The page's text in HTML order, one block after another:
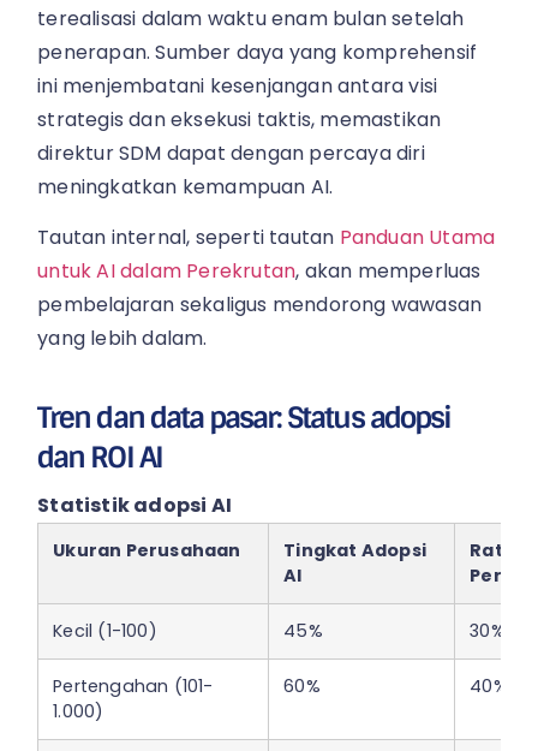
terealisasi dalam waktu enam bulan setelah
penerapan. Sumber daya yang komprehensif
ini menjembatani kesenjangan antara visi
strategis dan eksekusi taktis, memastikan
direktur SDM dapat dengan percaya diri
meningkatkan kemampuan AI.
Tautan internal, seperti tautan Panduan Utama
untuk AI dalam Perekrutan, akan memperluas
pembelajaran sekaligus mendorong wawasan
yang lebih dalam.
Tren dan data pasar: Status adopsi
dan ROI AI
Statistik adopsi AI
Ukuran Perusahaan
Tingkat Adopsi
AI
Rata-
Kecil (1-100) 45% 30%
Pertengahan (101-
1.000)
60% 40%